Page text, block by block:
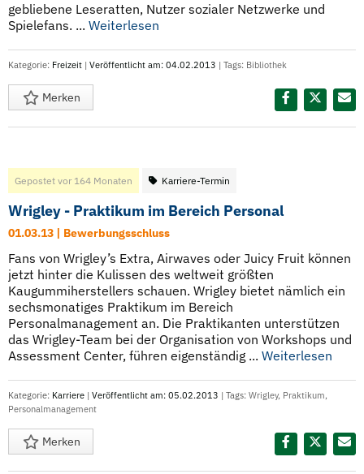
gebliebene Leseratten, Nutzer sozialer Netzwerke und
Spielefans. ... Weiterlesen
Kategorie: Freizeit | Veröffentlicht am: 04.02.2013 | Tags: Bibliothek
Merken
Gepostet vor 164 Monaten Karriere-Termin
Wrigley - Praktikum im Bereich Personal
01.03.13 | Bewerbungsschluss
Fans von Wrigley’s Extra, Airwaves oder Juicy Fruit können
jetzt hinter die Kulissen des weltweit größten
Kaugummiherstellers schauen. Wrigley bietet nämlich ein
sechsmonatiges Praktikum im Bereich
Personalmanagement an. Die Praktikanten unterstützen
das Wrigley-Team bei der Organisation von Workshops und
Assessment Center, führen eigenständig ... Weiterlesen
Kategorie: Karriere | Veröffentlicht am: 05.02.2013 | Tags: Wrigley, Praktikum,
Personalmanagement
Merken